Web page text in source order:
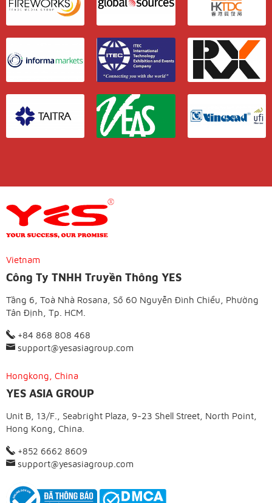
Vietnam
Công Ty TNHH Truyền Thông YES
Tầng 6, Toà Nhà Rosana, Số 60 Nguyễn Đình Chiểu, Phường
Tân Định, Tp. HCM.
+84 868 808 468
support@yesasiagroup.com
Hongkong, China
YES ASIA GROUP
Unit B, 13/F., Seabright Plaza, 9-23 Shell Street, North Point,
Hong Kong, China.
+852 6662 8609
support@yesasiagroup.com